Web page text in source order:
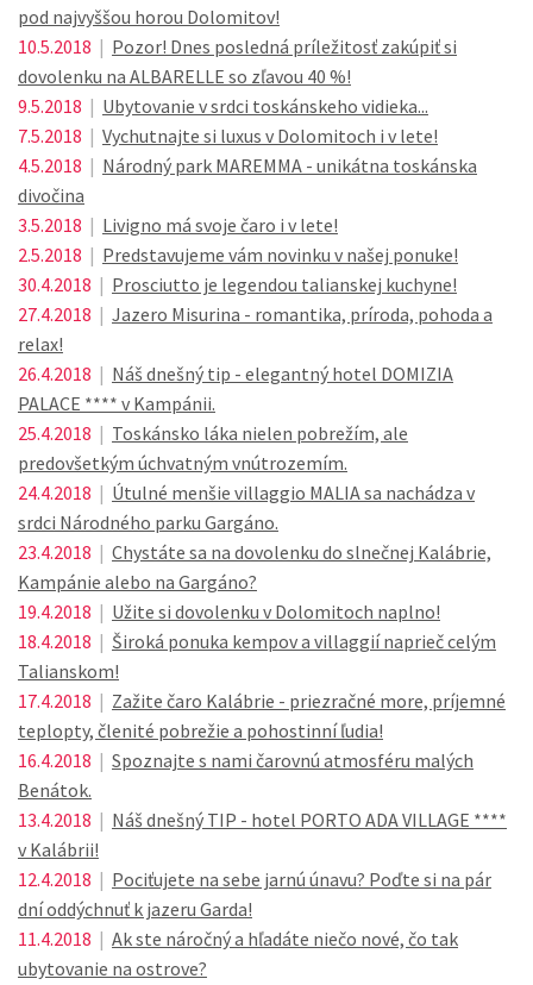
pod najvyššou horou Dolomitov!
10.5.2018 | Pozor! Dnes posledná príležitosť zakúpiť si
dovolenku na ALBARELLE so zľavou 40 %!
9.5.2018 | Ubytovanie v srdci toskánskeho vidieka...
7.5.2018 | Vychutnajte si luxus v Dolomitoch i v lete!
4.5.2018 | Národný park MAREMMA - unikátna toskánska
divočina
3.5.2018 | Livigno má svoje čaro i v lete!
2.5.2018 | Predstavujeme vám novinku v našej ponuke!
30.4.2018 | Prosciutto je legendou talianskej kuchyne!
27.4.2018 | Jazero Misurina - romantika, príroda, pohoda a
relax!
26.4.2018 | Náš dnešný tip - elegantný hotel DOMIZIA
PALACE **** v Kampánii.
25.4.2018 | Toskánsko láka nielen pobrežím, ale
predovšetkým úchvatným vnútrozemím.
24.4.2018 | Útulné menšie villaggio MALIA sa nachádza v
srdci Národného parku Gargáno.
23.4.2018 | Chystáte sa na dovolenku do slnečnej Kalábrie,
Kampánie alebo na Gargáno?
19.4.2018 | Užite si dovolenku v Dolomitoch naplno!
18.4.2018 | Široká ponuka kempov a villaggií naprieč celým
Talianskom!
17.4.2018 | Zažite čaro Kalábrie - priezračné more, príjemné
teplopty, členité pobrežie a pohostinní ľudia!
16.4.2018 | Spoznajte s nami čarovnú atmosféru malých
Benátok.
13.4.2018 | Náš dnešný TIP - hotel PORTO ADA VILLAGE ****
v Kalábrii!
12.4.2018 | Pociťujete na sebe jarnú únavu? Poďte si na pár
dní oddýchnuť k jazeru Garda!
11.4.2018 | Ak ste náročný a hľadáte niečo nové, čo tak
ubytovanie na ostrove?